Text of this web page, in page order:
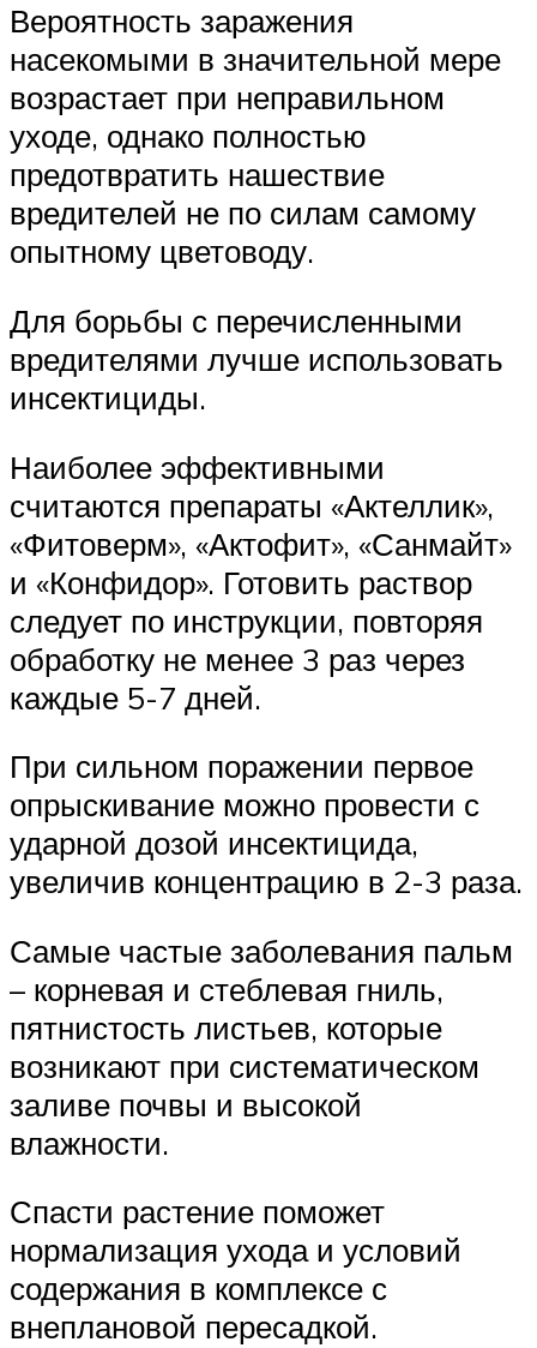
Вероятность заражения
насекомыми в значительной мере
возрастает при неправильном
уходе, однако полностью
предотвратить нашествие
вредителей не по силам самому
опытному цветоводу.
Для борьбы с перечисленными
вредителями лучше использовать
инсектициды.
Наиболее эффективными
считаются препараты «Актеллик»,
«Фитоверм», «Актофит», «Санмайт»
и «Конфидор». Готовить раствор
следует по инструкции, повторяя
обработку не менее 3 раз через
каждые 5-7 дней.
При сильном поражении первое
опрыскивание можно провести с
ударной дозой инсектицида,
увеличив концентрацию в 2-3 раза.
Самые частые заболевания пальм
– корневая и стеблевая гниль,
пятнистость листьев, которые
возникают при систематическом
заливе почвы и высокой
влажности.
Спасти растение поможет
нормализация ухода и условий
содержания в комплексе с
внеплановой пересадкой.